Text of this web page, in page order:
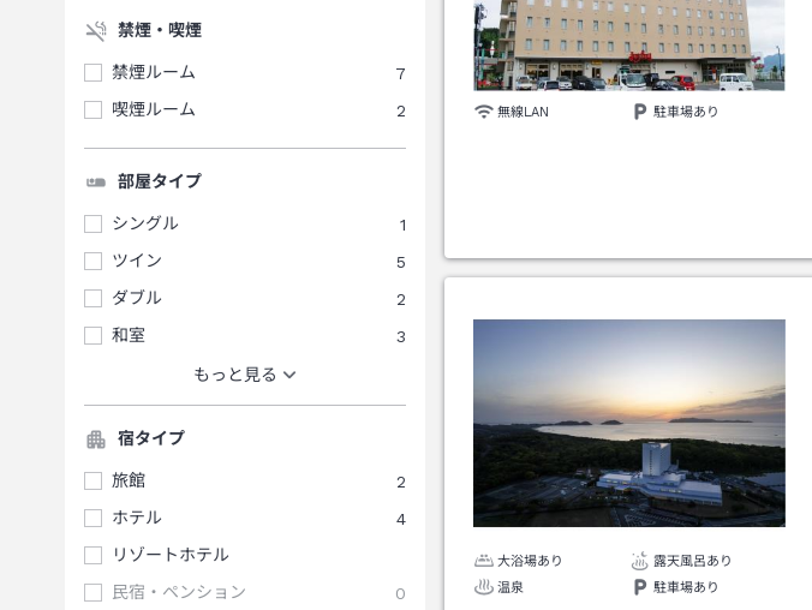
禁煙・喫煙
禁煙ルーム
7
喫煙ルーム
2
部屋タイプ
シングル
1
ツイン
5
ダブル
2
和室
3
もっと見る
宿タイプ
旅館
2
ホテル
4
リゾートホテル
民宿・ペンション
0
無線LAN 駐車場あり
大浴場あり
露天風呂あり
温泉
駐車場あり